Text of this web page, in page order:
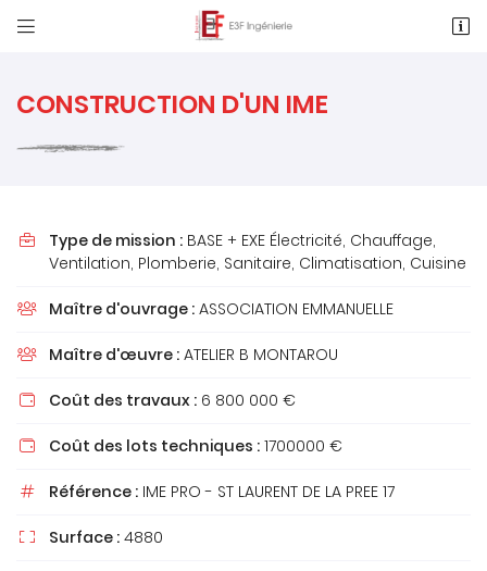
 
1 Rue des Métiers, Le Clos de l'Ormeau
05 49 62 02 02
 Recopier le code ci-contre
Rafraîchir le captcha
CONSTRUCTION D'UN IME
 Type de mission : BASE + EXE Électricité, Chauffage,
Ventilation, Plomberie, Sanitaire, Climatisation, Cuisine
 Maître d'ouvrage : ASSOCIATION EMMANUELLE
 Maître d'œuvre : ATELIER B MONTAROU
 Coût des travaux : 6 800 000 €
 Coût des lots techniques : 1700000 €
 Référence : IME PRO - ST LAURENT DE LA PREE 17
 Surface : 4880